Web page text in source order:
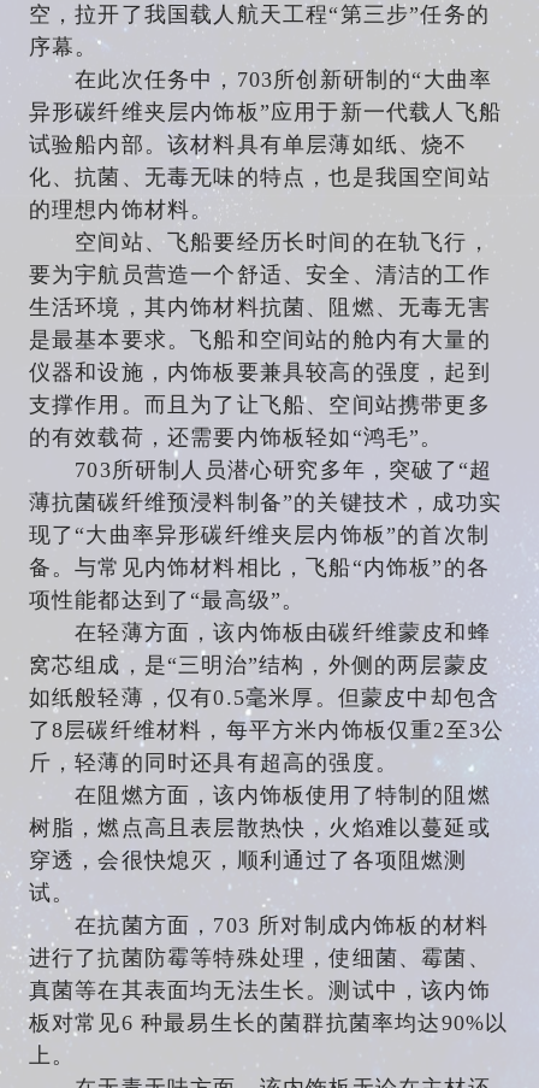
空，拉开了我国载人航天工程“第三步”任务的
序幕。
在此次任务中，703所创新研制的“大曲率
异形碳纤维夹层内饰板”应用于新一代载人飞船
试验船内部。该材料具有单层薄如纸、烧不
化、抗菌、无毒无味的特点，也是我国空间站
的理想内饰材料。
空间站、飞船要经历长时间的在轨飞行，
要为宇航员营造一个舒适、安全、清洁的工作
生活环境，其内饰材料抗菌、阻燃、无毒无害
是最基本要求。飞船和空间站的舱内有大量的
仪器和设施，内饰板要兼具较高的强度，起到
支撑作用。而且为了让飞船、空间站携带更多
的有效载荷，还需要内饰板轻如“鸿毛”。
703所研制人员潜心研究多年，突破了“超
薄抗菌碳纤维预浸料制备”的关键技术，成功实
现了“大曲率异形碳纤维夹层内饰板”的首次制
备。与常见内饰材料相比，飞船“内饰板”的各
项性能都达到了“最高级”。
在轻薄方面，该内饰板由碳纤维蒙皮和蜂
窝芯组成，是“三明治”结构，外侧的两层蒙皮
如纸般轻薄，仅有0.5毫米厚。但蒙皮中却包含
了8层碳纤维材料，每平方米内饰板仅重2至3公
斤，轻薄的同时还具有超高的强度。
在阻燃方面，该内饰板使用了特制的阻燃
树脂，燃点高且表层散热快，火焰难以蔓延或
穿透，会很快熄灭，顺利通过了各项阻燃测
试。
在抗菌方面，703 所对制成内饰板的材料
进行了抗菌防霉等特殊处理，使细菌、霉菌、
真菌等在其表面均无法生长。测试中，该内饰
板对常见6 种最易生长的菌群抗菌率均达90%以
上。